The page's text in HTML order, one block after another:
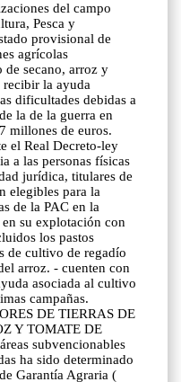
del campo
Pesca y
provisional de
agrícolas
de secano, arroz y
recibir la ayuda
dificultades debidas a
la de la guerra en
millones de euros.
el Real Decreto-ley
a las personas físicas
jurídica, titulares de
elegibles para la
de la PAC en la
su explotación con
los pastos
de cultivo de regadío
arroz. - cuenten con
asociada al cultivo
campañas.
DE TIERRAS DE
Y TOMATE DE
subvencionables
ha sido determinado
Garantía Agraria (